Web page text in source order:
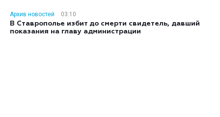
Архив новостей
03:10
В Ставрополье избит до смерти свидетель, давший
показания на главу администрации